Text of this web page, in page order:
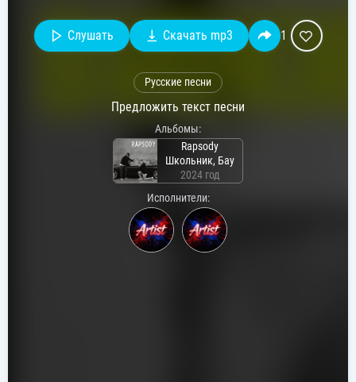
Слушать Скачать mp3 1
Русские песни
Предложить текст песни
Альбомы:
Rapsody
Школьник, Бау
2024 год
Исполнители: